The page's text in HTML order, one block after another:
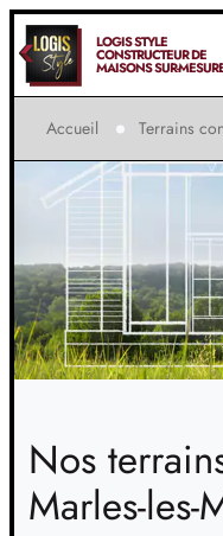
LOGIS STYLE
CONSTRUCTEUR DE
MAISONS SUR-
Accueil Terrains
Nos
Marles-